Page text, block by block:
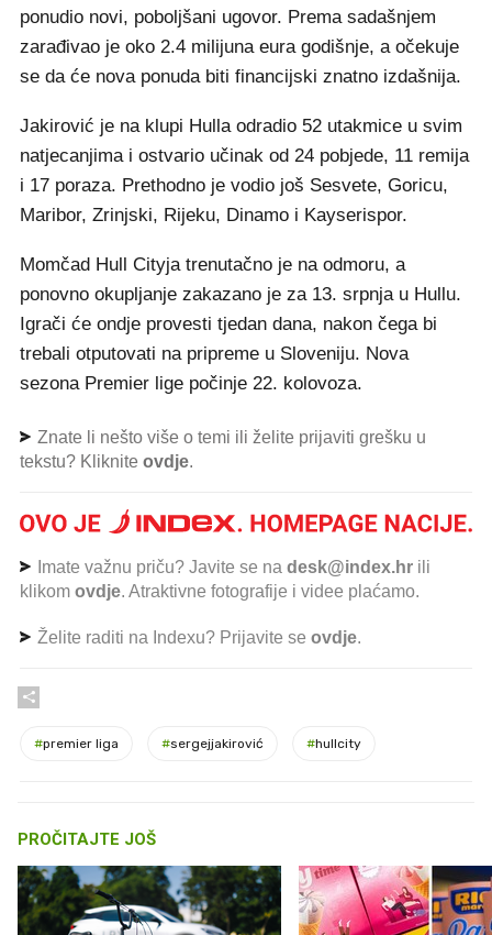
ponudio novi, poboljšani ugovor. Prema sadašnjem
zarađivao je oko 2.4 milijuna eura godišnje, a očekuje
se da će nova ponuda biti financijski znatno izdašnija.
Jakirović je na klupi Hulla odradio 52 utakmice u svim
natjecanjima i ostvario učinak od 24 pobjede, 11 remija
i 17 poraza. Prethodno je vodio još Sesvete, Goricu,
Maribor, Zrinjski, Rijeku, Dinamo i Kayserispor.
Momčad Hull Cityja trenutačno je na odmoru, a
ponovno okupljanje zakazano je za 13. srpnja u Hullu.
Igrači će ondje provesti tjedan dana, nakon čega bi
trebali otputovati na pripreme u Sloveniju. Nova
sezona Premier lige počinje 22. kolovoza.
Znate li nešto više o temi ili želite prijaviti grešku u
tekstu? Kliknite ovdje.
Imate važnu priču? Javite se na desk@index.hr ili
klikom ovdje. Atraktivne fotografije i videe plaćamo.
Želite raditi na Indexu? Prijavite se ovdje.
#premier liga #sergejjakirović #hullcity
PROČITAJTE JOŠ